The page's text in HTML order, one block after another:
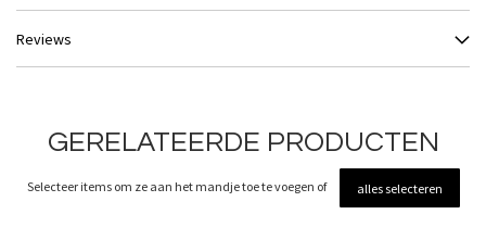
Reviews
GERELATEERDE PRODUCTEN
Selecteer items om ze aan het mandje toe te voegen of alles selecteren